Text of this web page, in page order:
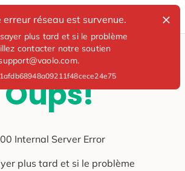
erreur réseau est survenue.
plus tard et si le problème
contacter notre soutien
Oups!
Internal Server Error
plus tard et si le problème